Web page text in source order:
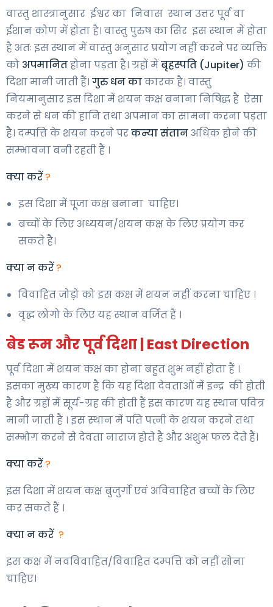
वास्तु शास्त्रानुसार ईश्वर का निवास स्थान उत्तर पूर्व वा
ईशान कोण में होता है। वास्तु पुरुष का सिर इस स्थान में होता
है अतः इस स्थान में वास्तु अनुसार प्रयोग नहीं करने पर व्यक्ति
को अपमानितहोना पड़ता है। ग्रहों मेंबृहस्पति (Jupiter) की
दिशा मानी जाती हैं। गुरु धन काकारक है। वास्तु
नियमानुसार इस दिशा में शयन कक्ष बनाना निषिद्ध है ऐसा
करने से धन की हानि तथा अपमान का सामना करना पड़ता
है। दम्पत्ति के शयन करने परकन्या संतानअधिक होने की
सम्भावना बनी रहती हैं ।
क्या करें?
इस दिशा में पूजा कक्ष बनाना चाहिए।
बच्चों के लिए अध्ययन/शयन कक्ष के लिए प्रयोग कर
सकते हेै।
क्या न करें?
विवाहित जोड़ो को इस कक्ष में शयन नहीं करना चाहिए ।
वृद्ध लोगो के लिए यह स्थान वर्जित हैं ।
बेड रूम और पूर्व दिशा | East Direction
पूर्व दिशा में शयन कक्ष का होना बहुत शुभ नहीं होता हैं ।
इसका मुख्य कारण है कि यह दिशा देवताओं में इन्द्र की होती
है और ग्रहों में सूर्य-ग्रह की होती हैं इस कारण यह स्थान पवित्र
मानी जाती है । इस स्थान में पति पत्नी के शयन करने तथा
सम्भोग करने से देवता नाराज होते है और अशुभ फल देते हैं।
क्या करें?
इस दिशा में शयन कक्ष बुजुर्गो एवं अविवाहित बच्चों के लिए
कर सकते हैं ।
क्या न करें ?
इस कक्ष में नवविवाहित/विवाहित दम्पत्ति को नहीं सोना
चाहिए।